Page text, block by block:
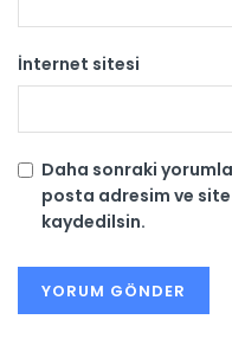
İnternet sitesi
Daha sonraki
posta adresim ve
kaydedilsin.